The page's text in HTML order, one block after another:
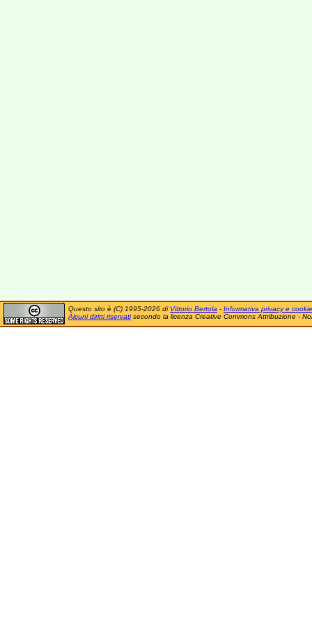
Questo sito è (C) 1995-2026 di Vittorio Bertola - Informativa privacy e cookie
Alcuni diritti riservatisecondo la licenza Creative Commons Attribuzione -